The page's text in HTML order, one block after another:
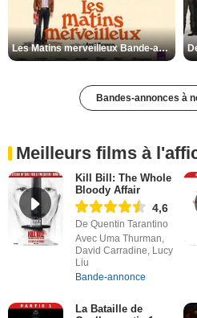
Les Matins merveilleux Bande-annonce VF
Bandes-annonces à
Meilleurs films à
Kill Bill: The Whole
Bloody Affair
4,6
De Quentin Tarantino
Avec Uma Thurman,
David Carradine, Lucy
Liu
Bande-annonce
La Bataille de